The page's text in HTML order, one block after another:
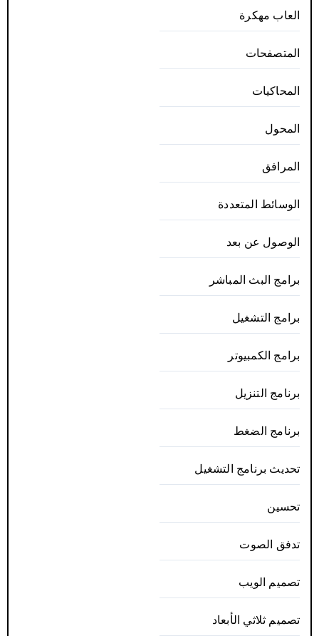
العاب مهكرة
المتصفحات
المحاكيات
المحول
المرافق
الوسائط المتعددة
الوصول عن بعد
برامج البث المباشر
برامج التشغيل
برامج الكمبيوتر
برنامج التنزيل
برنامج الضغط
تحديث برنامج التشغيل
تحسين
تدفق الصوت
تصميم الويب
تصميم ثلاثي الأبعاد